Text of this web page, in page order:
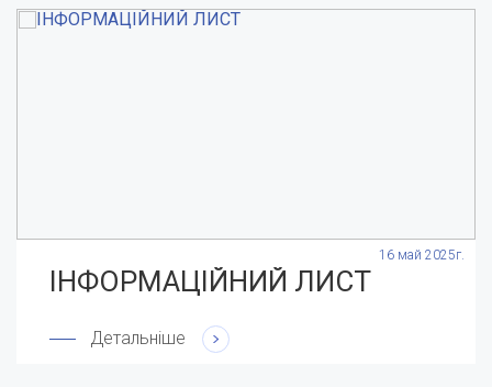
16 май 2025г.
ІНФОРМАЦІЙНИЙ ЛИСТ
Детальніше